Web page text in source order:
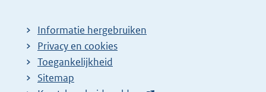
Informatie hergebruiken
Privacy en cookies
Toegankelijkheid
Sitemap